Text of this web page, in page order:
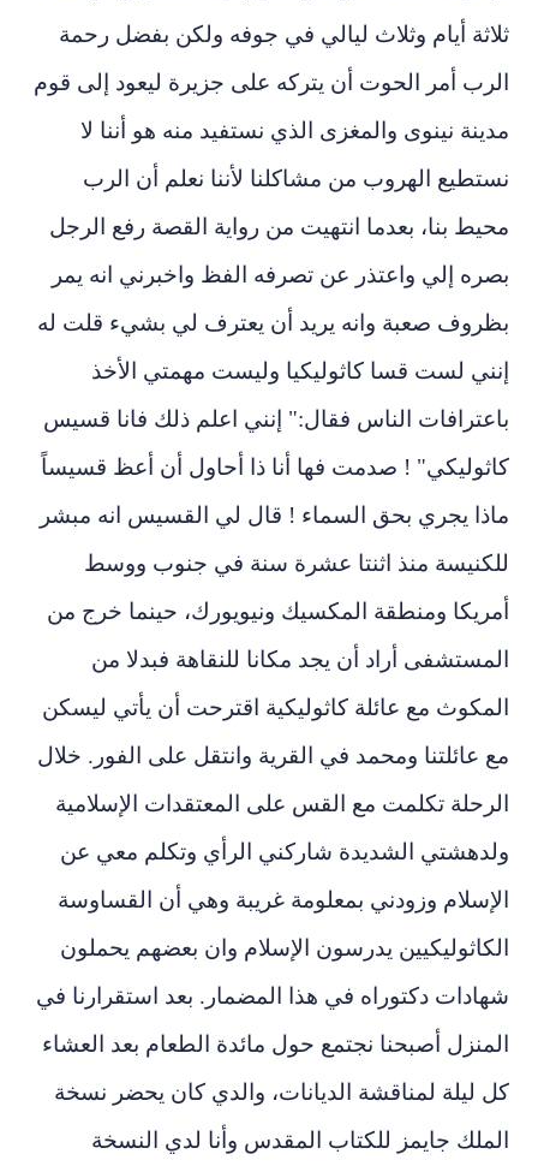
ثلاثة أيام وثلاث ليالي في جوفه ولكن بفضل رحمة
الرب أمر الحوت أن يتركه على جزيرة ليعود إلى قوم
مدينة نينوى والمغزى الذي نستفيد منه هو أننا لا
نستطيع الهروب من مشاكلنا لأننا نعلم أن الرب
محيط بنا، بعدما انتهيت من رواية القصة رفع الرجل
بصره إلي واعتذر عن تصرفه الفظ واخبرني انه يمر
بظروف صعبة وانه يريد أن يعترف لي بشيء قلت له
إنني لست قسا كاثوليكيا وليست مهمتي الأخذ
باعترافات الناس فقال:" إنني اعلم ذلك فانا قسيس
كاثوليكي" ! صدمت فها أنا ذا أحاول أن أعظ قسيساً
ماذا يجري بحق السماء ! قال لي القسيس انه مبشر
للكنيسة منذ اثنتا عشرة سنة في جنوب ووسط
أمريكا ومنطقة المكسيك ونيويورك، حينما خرج من
المستشفى أراد أن يجد مكانا للنقاهة فبدلا من
المكوث مع عائلة كاثوليكية اقترحت أن يأتي ليسكن
مع عائلتنا ومحمد في القرية وانتقل على الفور. خلال
الرحلة تكلمت مع القس على المعتقدات الإسلامية
ولدهشتي الشديدة شاركني الرأي وتكلم معي عن
الإسلام وزودني بمعلومة غريبة وهي أن القساوسة
الكاثوليكيين يدرسون الإسلام وان بعضهم يحملون
شهادات دكتوراه في هذا المضمار. بعد استقرارنا في
المنزل أصبحنا نجتمع حول مائدة الطعام بعد العشاء
كل ليلة لمناقشة الديانات، والدي كان يحضر نسخة
الملك جايمز للكتاب المقدس وأنا لدي النسخة